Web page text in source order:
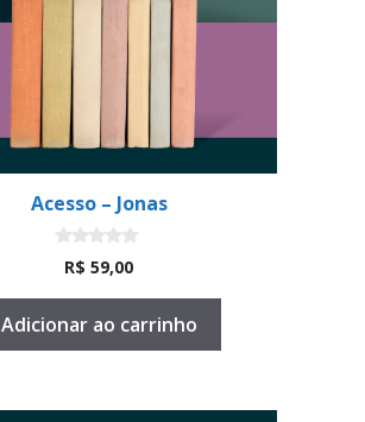
Acesso – Jonas
R$ 59,00
Adicionar ao carrinho